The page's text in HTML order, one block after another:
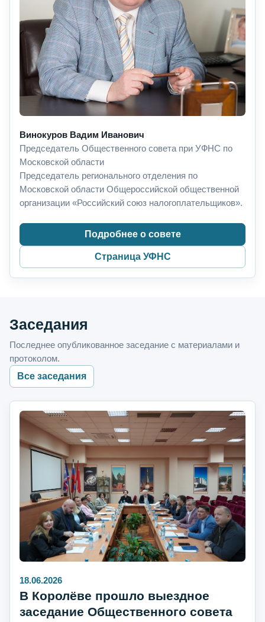
Винокуров Вадим Иванович
Председатель Общественного совета при УФНС по
Московской области
Председатель регионального отделения по
Московской области Общероссийской общественной
организации «Российский союз налогоплательщиков».
Подробнее о совете
Страница УФНС
Заседания
Последнее опубликованное заседание с материалами и
протоколом.
Все заседания
18.06.2026
В Королёве прошло выездное
заседание Общественного совета